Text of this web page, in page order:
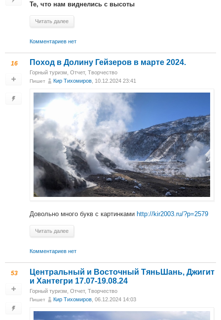
Те, что нам виднелись с высоты
Читать далее
Комментариев нет
16 Поход в Долину Гейзеров в марте 2024.
Горный туризм Отчет, Творчество
Пишет Кир Тихомиров , 10.12.2024 23:41
Довольно много букв с картинками http://kir2003.ru/?p=2579
Читать далее
Комментариев нет
53
Центральный и Восточный ТяньШань, Джигит
и Хантегри 17.07-19.08.24
Горный туризм Отчет, Творчество
Пишет Кир Тихомиров , 06.12.2024 14:03